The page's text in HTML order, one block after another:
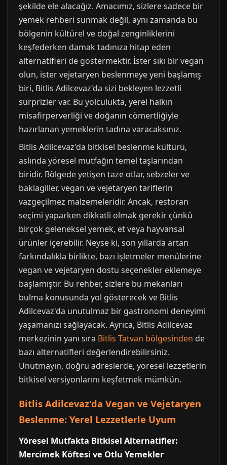
şekilde ele alacağız. Amacımız, sizlere sadece bir
yemek rehberi sunmak değil, aynı zamanda bu
bölgenin kültürel ve doğal zenginliklerini
keşfederken damak tadınıza hitap eden
alternatifleri de göstermektir. İster sıkı bir vegan
olun, ister vejetaryen beslenmeye yeni başlamış
biri, Bitlis Adilcevaz'da sizi bekleyen lezzetli
sürprizler var. Bu yolculukta, yerel halkın
misafirperverliği ve doğanın cömertliğiyle
hazırlanan yemeklerin tadına varacaksınız.
Bitlis Adilcevaz'da bitkisel beslenme kültürü,
aslında yöresel mutfağın temel taşlarından
biridir. Bölgede yetişen taze otlar, sebzeler ve
baklagiller, vegan ve vejetaryen tariflerin
vazgeçilmez malzemeleridir. Ancak, restoran
seçimi yaparken dikkatli olmak gerekir çünkü
birçok geleneksel yemek, et veya hayvansal
ürünler içerebilir. Neyse ki, son yıllarda artan
farkındalıkla birlikte, bazı işletmeler menülerine
vegan ve vejetaryen dostu seçenekler eklemeye
başlamıştır. Bu rehber, sizlere bu mekanları
bulma konusunda yol gösterecek ve Bitlis
Adilcevaz'da unutulmaz bir gastronomi deneyimi
yaşamanızı sağlayacak. Ayrıca, Bitlis Adilcevaz
merkezinin yanı sıra Bitlis Tatvan bölgesinden de
bazı alternatifleri değerlendirebilirsiniz.
Unutmayın, doğru adreslerde, yöresel lezzetlerin
bitkisel versiyonlarını keşfetmek mümkün.
Bitlis Adilcevaz'da Vegan ve Vejetaryen
Beslenme: Yerel Lezzetlerle Uyum
Yöresel Mutfakta Bitkisel Alternatifler:
Mercimek Köftesi ve Otlu Yemekler